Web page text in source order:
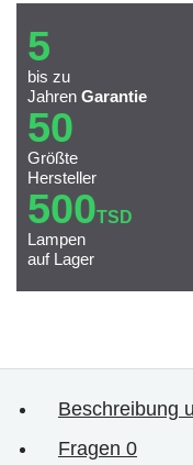
5
bis zu
Jahren Garantie
50
Größte
Hersteller
500TSD
Lampen
auf Lager
Beschreibung
Fragen 0